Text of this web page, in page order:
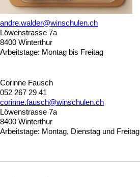
andre.walder@winschulen.ch
Löwenstrasse 7a
8400 Winterthur
Arbeitstage: Montag bis Freitag
Corinne Fausch
052 267 29 41
corinne.fausch@winschulen.ch
Löwenstrasse 7a
8400 Winterthur
Arbeitstage: Montag, Dienstag und Freitag